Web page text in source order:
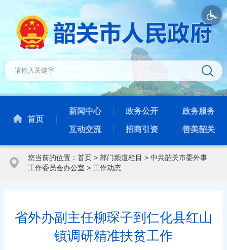
首页
新闻中心 政务公开 政务服务
互动交流 招商引资 善美韶关
您当前的位置： 首页> 部门频道栏目 > 中共韶关市委外事
工作委员会办公室 > 工作动态
省外办副主任柳琛子到仁化县红山
镇调研精准扶贫工作